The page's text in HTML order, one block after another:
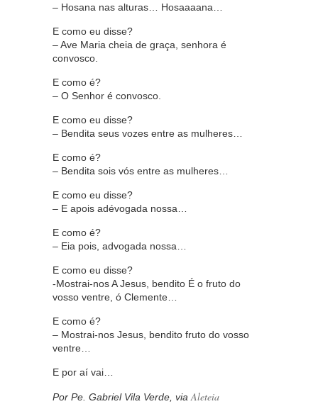
– Hosana nas alturas… Hosaaaana…
E como eu disse?
– Ave Maria cheia de graça, senhora é
convosco.
E como é?
– O Senhor é convosco.
E como eu disse?
– Bendita seus vozes entre as mulheres…
E como é?
– Bendita sois vós entre as mulheres…
E como eu disse?
– E apois adévogada nossa…
E como é?
– Eia pois, advogada nossa…
E como eu disse?
-Mostrai-nos A Jesus, bendito É o fruto do
vosso ventre, ó Clemente…
E como é?
– Mostrai-nos Jesus, bendito fruto do vosso
ventre…
E por aí vai…
Por Pe. Gabriel Vila Verde, via Aleteia